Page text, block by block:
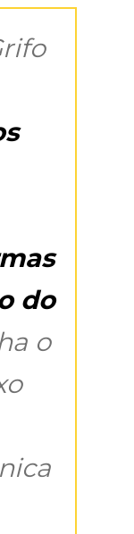
do
o